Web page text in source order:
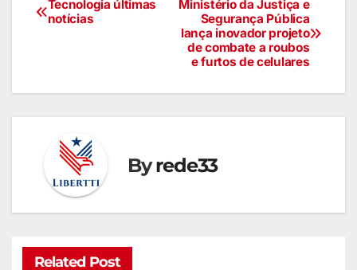
Ministério da Justiça e
Segurança Pública
lança inovador projeto
de combate a roubos
e furtos de celulares
Tecnologia últimas
notícias
Byrede33
Related Post